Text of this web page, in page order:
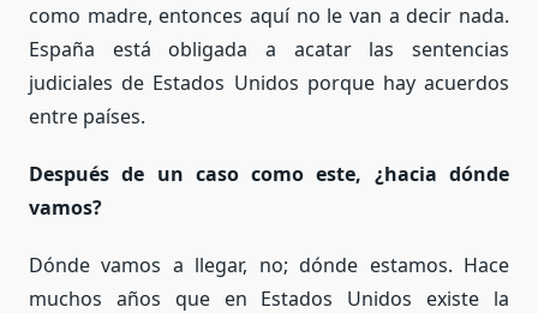
como madre, entonces aquí no le van a decir nada.
España está obligada a acatar las sentencias
judiciales de Estados Unidos porque hay acuerdos
entre países.
Después de un caso como este, ¿hacia dónde
vamos?
Dónde vamos a llegar, no; dónde estamos. Hace
muchos años que en Estados Unidos existe la